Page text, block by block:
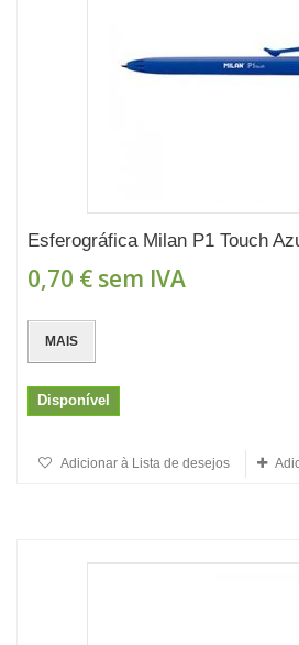
Esferográfica Milan P1 Touch
0,70 € sem IVA
MAIS
Disponível
Adicionar à Lista de desejos